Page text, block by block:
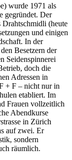
wurde 1971 als
gegründet. Der
Drahtschmidli (heute
und einigen
In der
Besetzern der
Seidenspinnerei
doch die
Adressen in
+ F – nicht nur in
etabliert. Im
Frauen vollzeitlich
Abendkurse
in Zürich
auf zwei. Er
sondern
räumlich.